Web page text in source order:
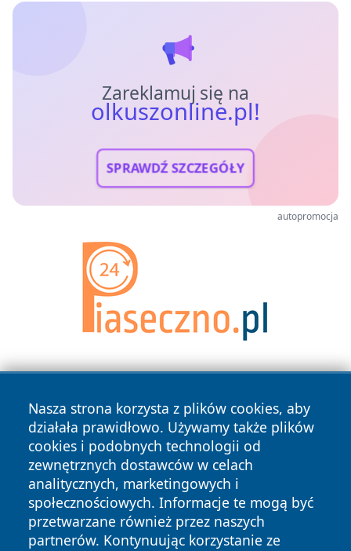
Zareklamuj się na
olkuszonline.pl!
SPRAWDŹ SZCZEGÓŁY
autopromocja
Nasza strona korzysta z plików cookies, aby
działała prawidłowo. Używamy także plików
cookies i podobnych technologii od
zewnętrznych dostawców w celach
analitycznych, marketingowych i
społecznościowych. Informacje te mogą być
przetwarzane również przez naszych
partnerów. Kontynuując korzystanie ze
Copyright © 2026 olkuszonline.pl Wszystkie prawa
zastrzeżone.
Polityka
Polityka